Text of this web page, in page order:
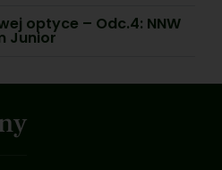
optyce – Odc.4: NNW
Junior